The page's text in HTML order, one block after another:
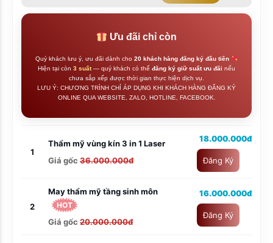
Ưu đãi chỉ còn
Quý khách lưu ý, ưu đãi dành cho 20 khách hàng đăng ký đầu tiên
Hiện tại còn 3 suất— quý khách có thể đăng ký giữ suất ưu đãi nếu
chưa sắp xếp được thời gian thực hiện dịch vụ.
LƯU Ý: CHƯƠNG TRÌNH CHỈ ÁP DỤNG KHI KHÁCH HÀNG ĐĂNG KÝ
ONLINE QUA WEBSITE, ZALO, HOTLINE, FACEBOOK.
1
Thẩm mỹ vùng kín 3 in 1 Laser
Giá gốc 36.000.000đ
18.000.000đ
Đăng Ký
2
May thẩm mỹ tầng sinh môn
HOT
Giá gốc 20.000.000đ
16.000.000đ
Đăng Ký